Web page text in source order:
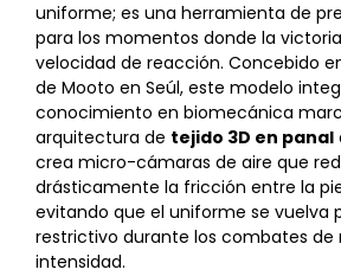
uniforme; es una herramienta de
para los momentos donde la
velocidad de reacción. Concebido
de Mooto en Seúl, este modelo
conocimiento en biomecánica
arquitectura de tejido 3D en panal
crea micro-cámaras de aire que
drásticamente la fricción entre la
evitando que el uniforme se vuelva
restrictivo durante los combates de
intensidad.